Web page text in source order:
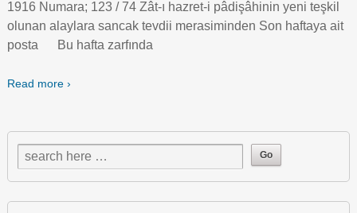
1916 Numara; 123 / 74 Zât-ı hazret-i pâdişâhinin yeni teşkil
olunan alaylara sancak tevdii merasiminden Son haftaya ait
posta Bu hafta zarfında
Read more ›